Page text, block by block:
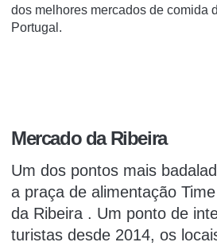
dos melhores mercados de comida
Portugal.
Mercado da Ribeira
Um dos pontos mais
a praça de alimentação
da Ribeira . Um ponto de
turistas desde 2014, os